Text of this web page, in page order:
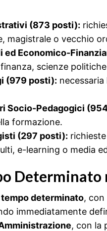
(873 posti):
magistrale o vecchio
ed Economico-
scienze
(979 posti):
Socio-Pedagogici
formazione.
(297 posti):
e-learning o media
Determinato
tempo determinato, con
immediatamente
, con la